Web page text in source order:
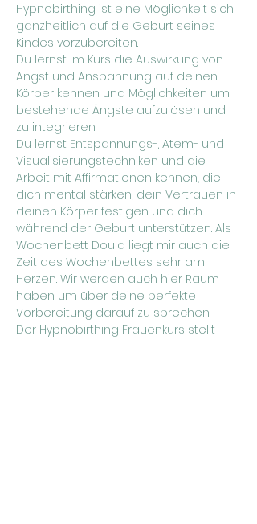
Hypnobirthing ist eine Möglichkeit sich
ganzheitlich auf die Geburt seines
Kindes vorzubereiten.
Du lernst im Kurs die Auswirkung von
Angst und Anspannung auf deinen
Körper kennen und Möglichkeiten um
bestehende Ängste aufzulösen und
zu integrieren.
Du lernst Entspannungs-, Atem- und
Visualisierungstechniken und die
Arbeit mit Affirmationen kennen, die
dich mental stärken, dein Vertrauen in
deinen Körper festigen und dich
während der Geburt unterstützen. Als
Wochenbett Doula liegt mir auch die
Zeit des Wochenbettes sehr am
Herzen. Wir werden auch hier Raum
haben um über deine perfekte
Vorbereitung darauf zu sprechen.
Der Hypnobirthing Frauenkurs stellt
zudem unsere gemeinsame